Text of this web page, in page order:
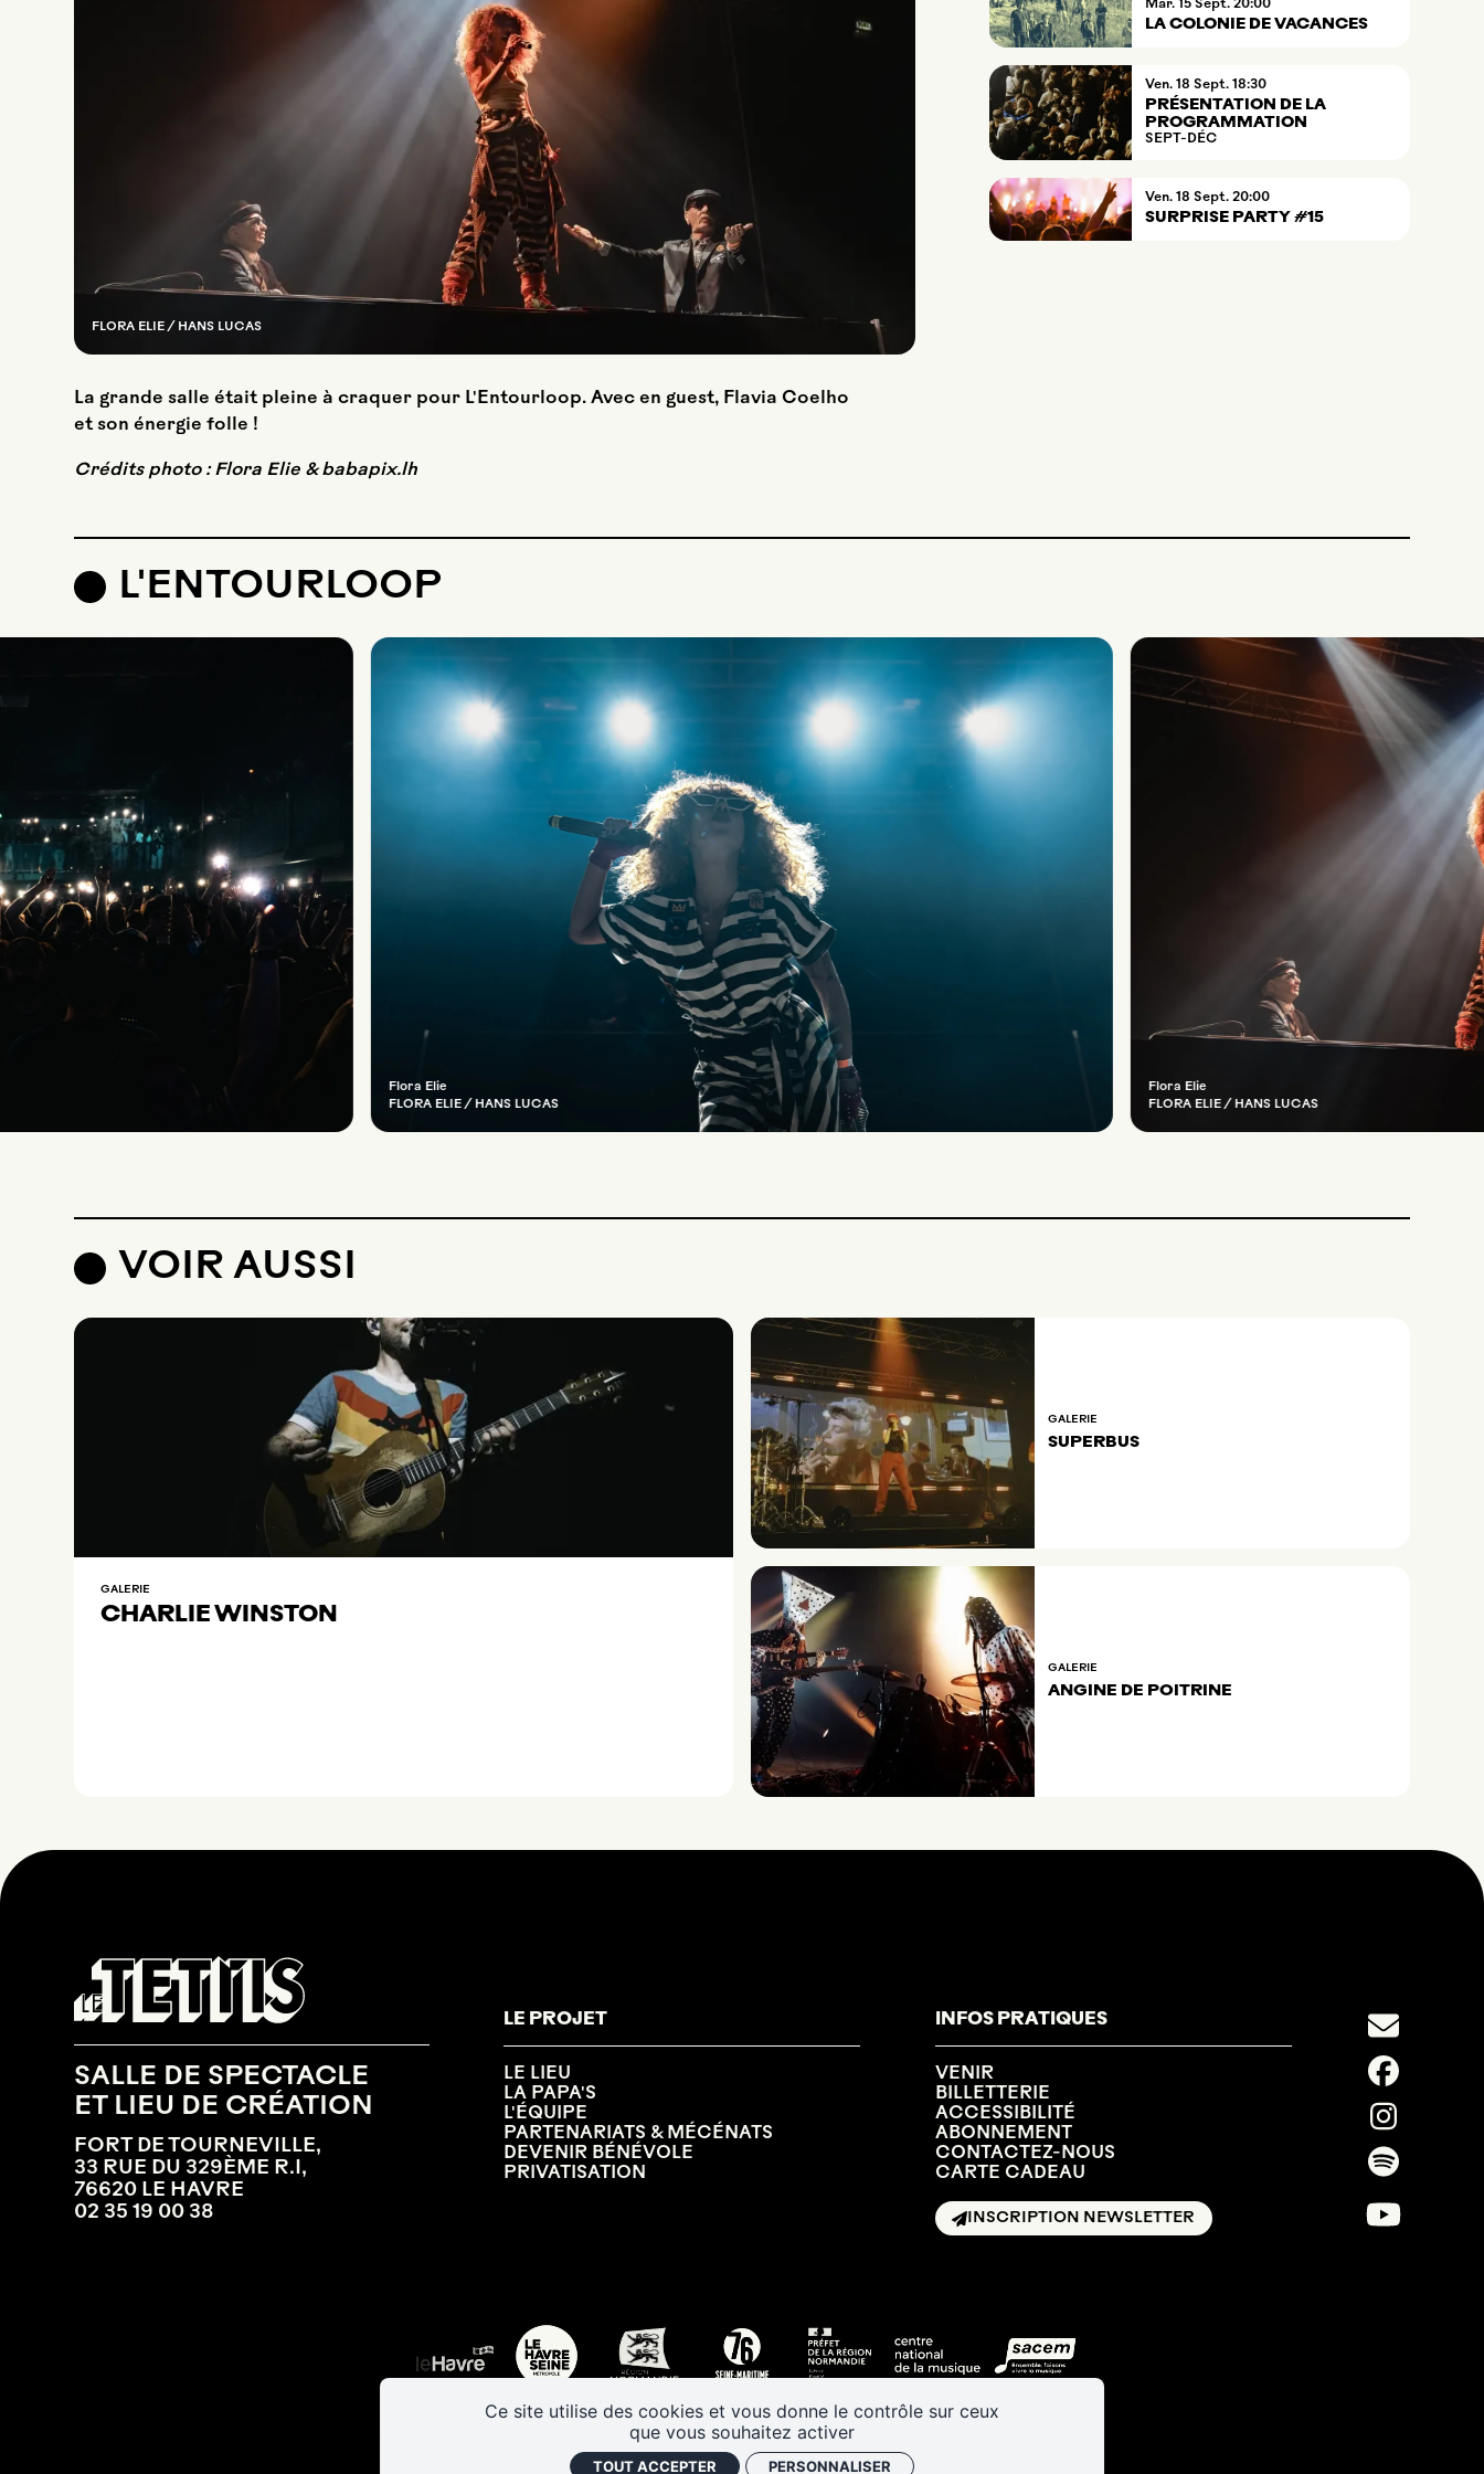
Ce site utilise des cookies et vous donne le contrôle sur ceux
que vous souhaitez activer
TOUT ACCEPTER PERSONNALISER
FLORA ELIE / HANS LUCAS
La grande salle était pleine à craquer pour L'Entourloop. Avec en guest, Flavia Coelho
et son énergie folle !
Crédits photo : Flora Elie & babapix.lh
mardi
Mar. 15 septembre
Sept. 20:00
LA COLONIE DE VACANCES
vendredi
Ven. 18 septembre
Sept. 18:30
PRÉSENTATION DE LA
PROGRAMMATION
SEPT-DÉC
vendredi
Ven. 18 septembre
Sept. 20:00
SURPRISE PARTY #15
L'ENTOURLOOP
Flora Elie
FLORA ELIE / HANS LUCAS
Flora Elie
FLORA ELIE / HANS LUCAS
VOIR AUSSI
GALERIE
CHARLIE WINSTON
GALERIE
SUPERBUS
GALERIE
ANGINE DE POITRINE
SALLE DE SPECTACLE
ET LIEU DE CRÉATION
FORT DE TOURNEVILLE,
33 RUE DU 329ÈME R.I,
76620 LE HAVRE
02 35 19 00 38
LE PROJET
LE LIEU
LA PAPA'S
L'ÉQUIPE
PARTENARIATS & MÉCÉNATS
DEVENIR BÉNÉVOLE
PRIVATISATION
INFOS PRATIQUES
VENIR
BILLETTERIE
ACCESSIBILITÉ
ABONNEMENT
CONTACTEZ-NOUS
CARTE CADEAU
INSCRIPTION NEWSLETTER